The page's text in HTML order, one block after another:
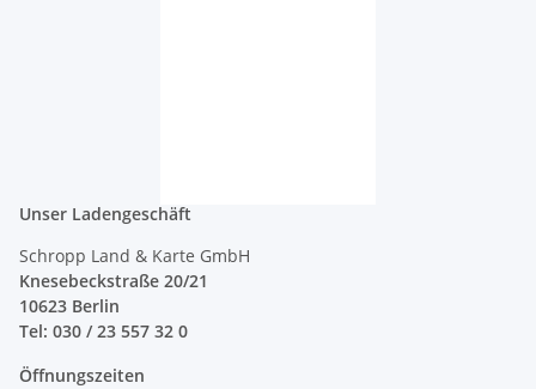
Unser Ladengeschäft
Schropp Land & Karte GmbH
Knesebeckstraße 20/21
10623 Berlin
Tel: 030 / 23 557 32 0
Öffnungszeiten